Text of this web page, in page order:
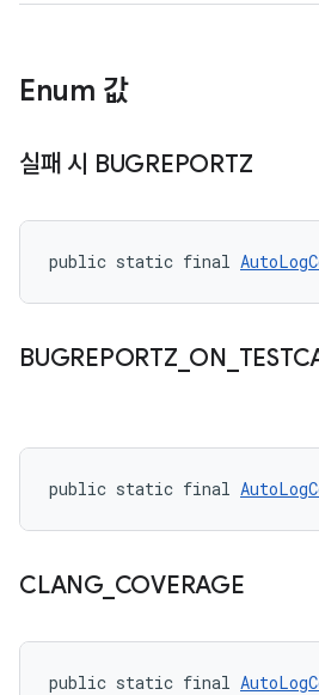
Enum 값
실패 시 BUGREPORTZ
public static final
BUGREPORTZ ON
public static final
CLANG_ COVERAGE
public static final